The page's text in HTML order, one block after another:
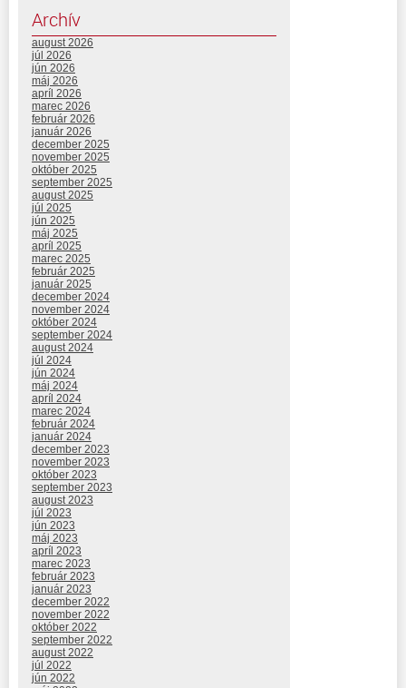
Archív
august 2026
júl 2026
jún 2026
máj 2026
apríl 2026
marec 2026
február 2026
január 2026
december 2025
november 2025
október 2025
september 2025
august 2025
júl 2025
jún 2025
máj 2025
apríl 2025
marec 2025
február 2025
január 2025
december 2024
november 2024
október 2024
september 2024
august 2024
júl 2024
jún 2024
máj 2024
apríl 2024
marec 2024
február 2024
január 2024
december 2023
november 2023
október 2023
september 2023
august 2023
júl 2023
jún 2023
máj 2023
apríl 2023
marec 2023
február 2023
január 2023
december 2022
november 2022
október 2022
september 2022
august 2022
júl 2022
jún 2022